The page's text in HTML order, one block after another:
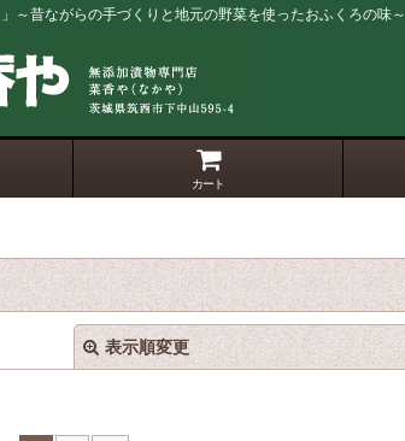
昔ながらの手づくりと地元の野菜を使ったおふくろの味～
カート
表示順変更